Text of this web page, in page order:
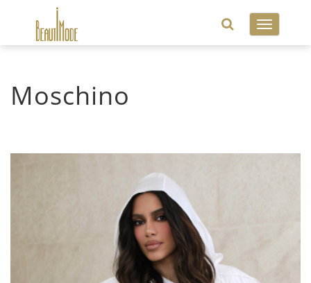
Toggle
Moschino